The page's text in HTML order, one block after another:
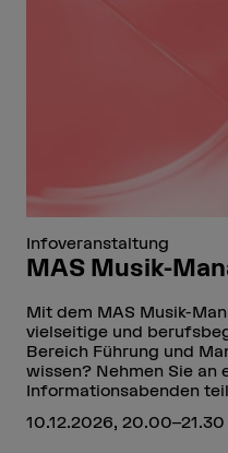
Infoveranstaltung
MAS Musik-
Mit dem MAS Musik-
vielseitige und
Bereich Führung und
wissen? Nehmen Sie an
Informationsabenden
10.12.2026, 20.00–21.30